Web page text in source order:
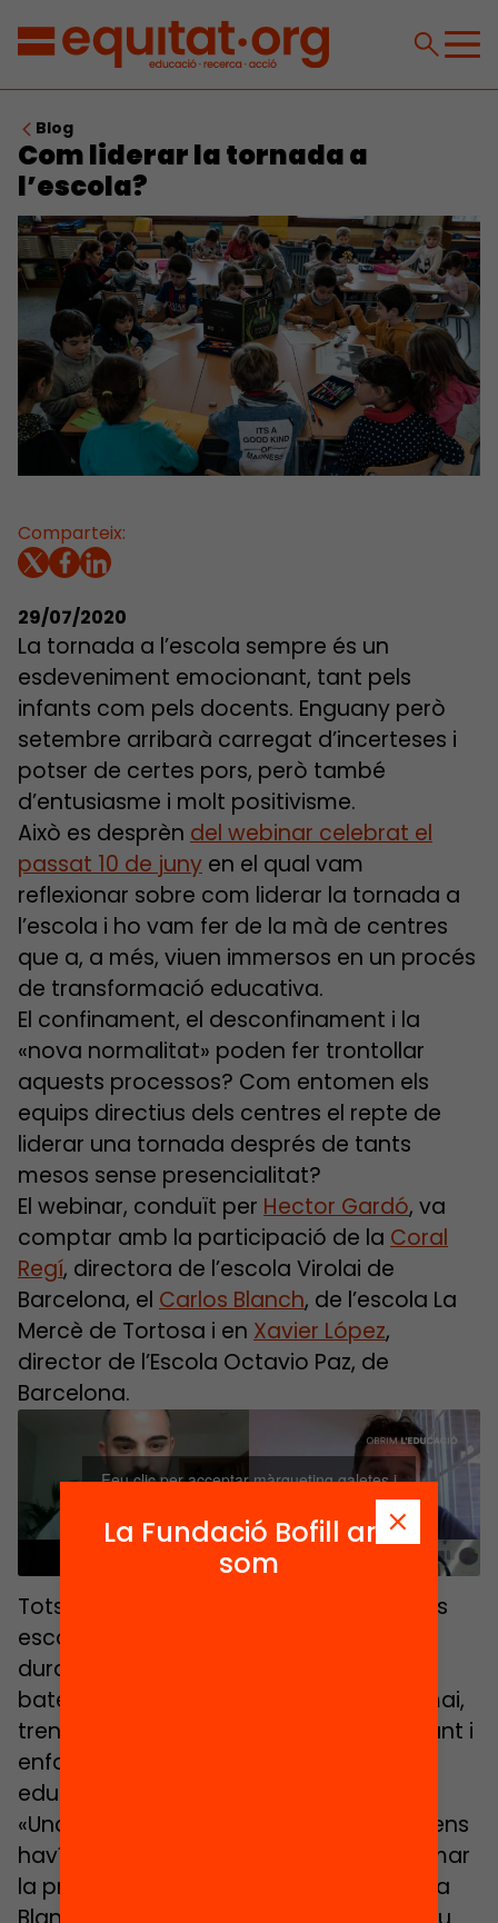
Blog
Com liderar la tornada a
l’escola?
Comparteix:
29/07/2020
La tornada a l’escola sempre és un
esdeveniment emocionant, tant pels
infants com pels docents. Enguany però
setembre arribarà carregat d’incerteses i
potser de certes pors, però també
d’entusiasme i molt positivisme.
Això es desprèn del webinar celebrat el
passat 10 de juny en el qual vam
reflexionar sobre com liderar la tornada a
l’escola i ho vam fer de la mà de centres
que a, a més, viuen immersos en un procés
de transformació educativa.
El confinament, el desconfinament i la
«nova normalitat» poden fer trontollar
aquests processos? Com entomen els
equips directius dels centres el repte de
liderar una tornada després de tants
mesos sense presencialitat?
El webinar, conduït per Hector Gardó, va
comptar amb la participació de la Coral
Regí, directora de l’escola Virolai de
Barcelona, el Carlos Blanch, de l’escola La
Mercè de Tortosa i en Xavier López,
director de l’Escola Octavio Paz, de
Barcelona.
Feu clic per acceptar màrqueting galetes i
Tots tres van reivindicar que tot i que les
escoles han estat físicament tancades
durant el confinament, han continuat
bategant, en paraules de López, com mai,
trencant fins i tot amb limitacions i creant i
enfortint vincles dins de la comunitat
educativa.
«Una situació en la qual, aparentment, ens
havíem de distanciar, ha permès extremar
la proximitat amb les famílies», explicava
La Fundació Bofill ara
som